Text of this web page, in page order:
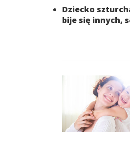
Dziecko
bije się innych,